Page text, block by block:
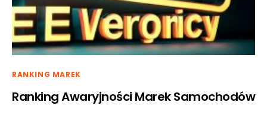
RANKING MAREK
Ranking Awaryjności Marek Samochodów